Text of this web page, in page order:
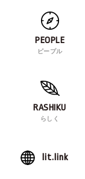
PEOPLE
ピープル
RASHIKU
らしく
lit.link